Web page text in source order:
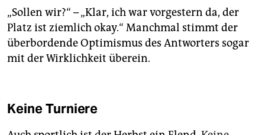
„Sollen wir?“ – „Klar, ich war vorgestern da, der
Platz ist ziemlich okay.“ Manchmal stimmt der
überbordende Optimismus des Antworters sogar
mit der Wirklichkeit überein.
Keine Turniere